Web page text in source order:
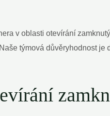
v oblasti otevírání
​týmová ⁤důvěryhodnost je